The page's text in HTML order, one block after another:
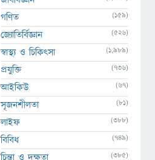
গণিত (159)
জ্যোতির্বিজ্ঞান (526)
স্বাস্থ্য ও চিকিৎসা (1,989)
প্রযুক্তি (736)
আইকিউ (67)
সৃজনশীলতা (81)
লাইফ (388)
বিবিধ (749)
চিন্তা ও দক্ষতা (385)